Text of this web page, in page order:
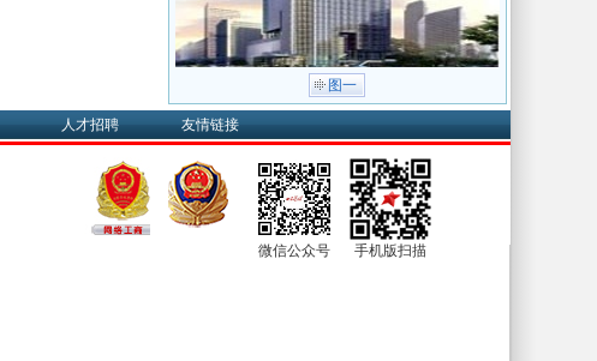
图一
人才招聘 友情链接
微信公众号 手机版扫描